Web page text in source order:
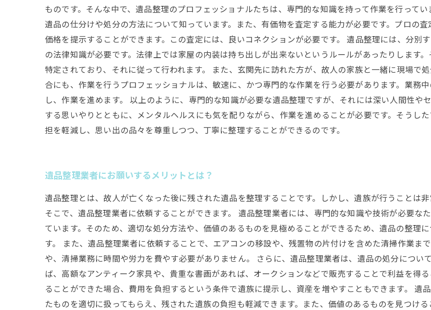
ものです。そんな中で、遺品整理のプロフェッショナルたちは、専門的な知識を持って作業を行ってい
遺品の仕分けや処分の方法について知っています。また、有価物を査定する能力が必要です。プロの
価格を提示することができます。この査定には、良いコネクションが必要です。 遺品整理には、分別
の法律知識が必要です。法律上では家屋の内装は持ち出しが出来ないというルールがあったりします
特定されており、それに従って行われます。 また、玄関先に訪れた方が、故人の家族と一緒に現場で
合にも、作業を行うプロフェッショナルは、敏速に、かつ専門的な作業を行う必要があります。業務
し、作業を進めます。 以上のように、専門的な知識が必要な遺品整理ですが、それには深い人間性や
する思いやりとともに、メンタルヘルスにも気を配りながら、作業を進めることが必要です。そうし
担を軽減し、思い出の品々を尊重しつつ、丁寧に整理することができるのです。
遺品整理業者にお願いするメリットとは？
遺品整理とは、故人が亡くなった後に残された遺品を整理することです。しかし、遺族が行うことは
そこで、遺品整理業者に依頼することができます。 遺品整理業者には、専門的な知識や技術が必要な
ています。そのため、適切な処分方法や、価値のあるものを見極めることができるため、遺品の整理
す。 また、遺品整理業者に依頼することで、エアコンの移設や、残置物の片付けを含めた清掃作業ま
や、清掃業務に時間や労力を費やす必要がありません。 さらに、遺品整理業者は、遺品の処分につい
ば、高額なアンティーク家具や、貴重な書画があれば、オークションなどで販売することで利益を得
ることができた場合、費用を負担するという条件で遺族に提示し、資産を増やすこともできます。 遺
たものを適切に扱ってもらえ、残された遺族の負担も軽減できます。また、価値のあるものを見つけ